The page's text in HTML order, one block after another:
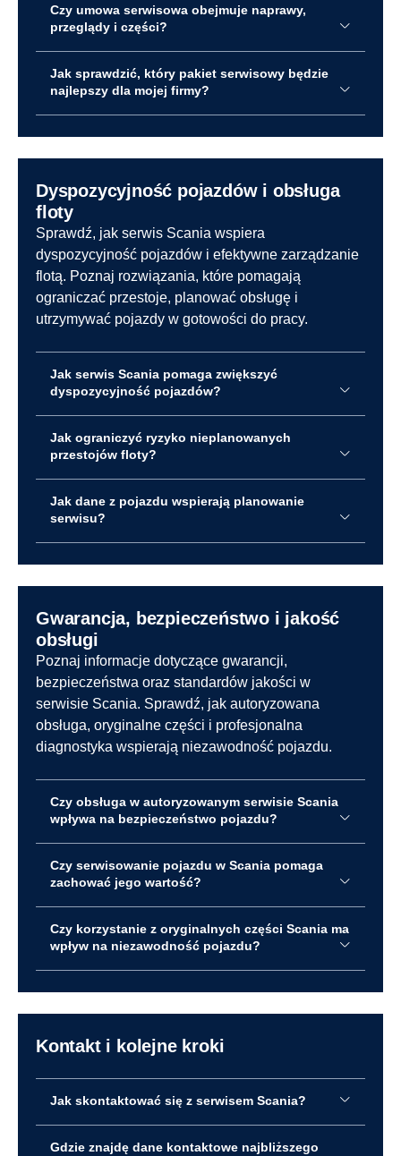
Czy umowa serwisowa obejmuje naprawy,
przeglądy i części?
Jak sprawdzić, który pakiet serwisowy będzie
najlepszy dla mojej firmy?
Dyspozycyjność pojazdów i obsługa
floty
Sprawdź, jak serwis Scania wspiera
dyspozycyjność pojazdów i efektywne zarządzanie
flotą. Poznaj rozwiązania, które pomagają
ograniczać przestoje, planować obsługę i
utrzymywać pojazdy w gotowości do pracy.
Jak serwis Scania pomaga zwiększyć
dyspozycyjność pojazdów?
Jak ograniczyć ryzyko nieplanowanych
przestojów floty?
Jak dane z pojazdu wspierają planowanie
serwisu?
Gwarancja, bezpieczeństwo i jakość
obsługi
Poznaj informacje dotyczące gwarancji,
bezpieczeństwa oraz standardów jakości w
serwisie Scania. Sprawdź, jak autoryzowana
obsługa, oryginalne części i profesjonalna
diagnostyka wspierają niezawodność pojazdu.
Czy obsługa w autoryzowanym serwisie Scania
wpływa na bezpieczeństwo pojazdu?
Czy serwisowanie pojazdu w Scania pomaga
zachować jego wartość?
Czy korzystanie z oryginalnych części Scania ma
wpływ na niezawodność pojazdu?
Kontakt i kolejne kroki
Jak skontaktować się z serwisem Scania?
Gdzie znajdę dane kontaktowe najbliższego